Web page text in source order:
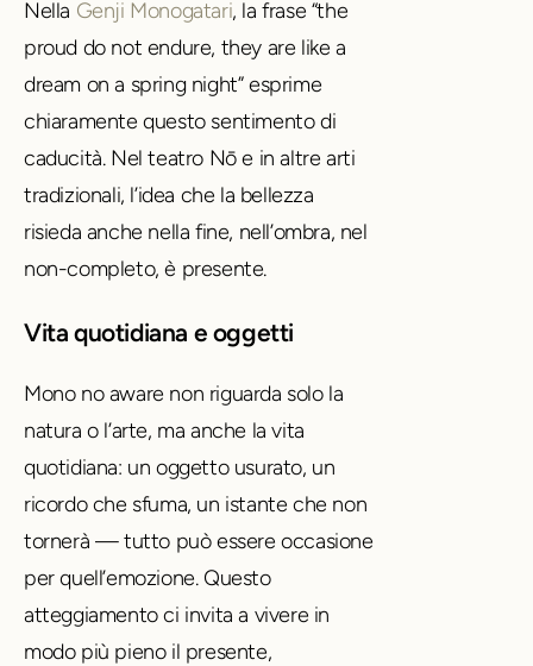
Nella Genji Monogatari, la frase “the
proud do not endure, they are like a
dream on a spring night” esprime
chiaramente questo sentimento di
caducità. Nel teatro Nō e in altre arti
tradizionali, l’idea che la bellezza
risieda anche nella fine, nell’ombra, nel
non-completo, è presente.
Vita quotidiana e oggetti
Mono no aware non riguarda solo la
natura o l’arte, ma anche la vita
quotidiana: un oggetto usurato, un
ricordo che sfuma, un istante che non
tornerà — tutto può essere occasione
per quell’emozione. Questo
atteggiamento ci invita a vivere in
modo più pieno il presente,